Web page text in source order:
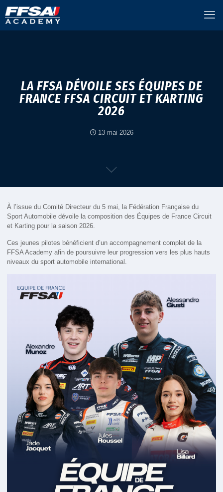
LA FFSA DÉVOILE SES ÉQUIPES DE
FRANCE FFSA CIRCUIT ET KARTING
2026
13 mai 2026
À l’issue du Comité Directeur du 5 mai, la Fédération Française du
Sport Automobile dévoile la composition des Équipes de France Circuit
et Karting pour la saison 2026.
Ces jeunes pilotes bénéficient d’un accompagnement complet de la
FFSA Academy afin de poursuivre leur progression vers les plus hauts
niveaux du sport automobile international.